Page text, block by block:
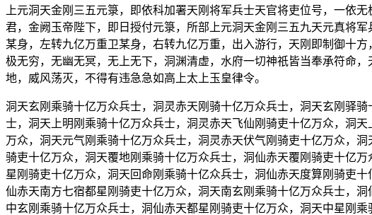
上元洞天金刚三五元箓，即依科加署天刚将军兵士天官将吏位号，一依
君，金阙玉帝陛下，即日授付元箓，所部上元洞天金刚三五九天元真将
某身，左转九亿万重卫某身，右转九亿万重，出入游行，天刚即制御十
极无穷，无幽无冥，无上无下，洞渊清虚，水府一切神祇皆当奉承符命
地，威风荡灭，不得有违急急如高上太上玉皇律令。
洞天玄刚乘骑十亿万众兵士，洞灵赤天刚骑十亿万众兵士，洞天玄刚驿
士，洞天上明刚乘骑十亿万众兵士，洞灵赤天飞仙刚骑吏十亿万众，洞
万众，洞天元气刚乘骑十亿万众兵士，洞灵赤天伏气刚骑吏十亿万众，
骑吏十亿万众，洞天覆地刚乘骑十亿万众兵士，洞仙赤天覆刚骑吏十亿
星刚骑吏十亿万众，洞天回命刚乘骑十亿众兵士，洞仙赤天度算刚骑吏
仙赤天南方七宿都星刚骑吏十亿万众，洞天南玄刚乘骑十亿万众兵士，
中玄刚乘骑十亿万众兵士，洞仙赤天都星刚骑吏十亿万众，洞天中星刚